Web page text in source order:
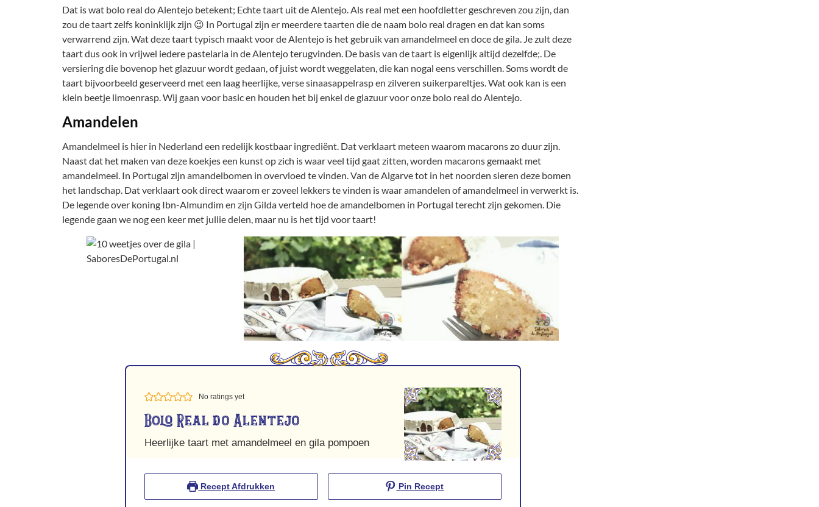
Dat is wat bolo real do Alentejo betekent; Echte taart uit de Alentejo. Als real met een hoofdletter geschreven zou zijn, dan
zou de taart zelfs koninklijk zijn 😉 In Portugal zijn er meerdere taarten die de naam bolo real dragen en dat kan soms
verwarrend zijn. Wat deze taart typisch maakt voor de Alentejo is het gebruik van amandelmeel en doce de gila. Je zult deze
taart dus ook in vrijwel iedere pastelaria in de Alentejo terugvinden. De basis van de taart is eigenlijk altijd dezelfde;. De
versiering die bovenop het glazuur wordt gedaan, of juist wordt weggelaten, die kan nogal eens verschillen. Soms wordt de
taart bijvoorbeeld geserveerd met een laag heerlijke, verse sinaasappelrasp en zilveren suikerpareltjes. Wat ook kan is een
klein beetje limoenrasp. Wij gaan voor basic en houden het bij enkel de glazuur voor onze bolo real do Alentejo.
Amandelen
Amandelmeel is hier in Nederland een redelijk kostbaar ingrediënt. Dat verklaart meteen waarom macarons zo duur zijn.
Naast dat het maken van deze koekjes een kunst op zich is waar veel tijd gaat zitten, worden macarons gemaakt met
amandelmeel. In Portugal zijn amandelbomen in overvloed te vinden. Van de Algarve tot in het noorden sieren deze bomen
het landschap. Dat verklaart ook direct waarom er zoveel lekkers te vinden is waar amandelen of amandelmeel in verwerkt is.
De legende over koning Ibn-Almundim en zijn Gilda verteld hoe de amandelbomen in Portugal terecht zijn gekomen. Die
legende gaan we nog een keer met jullie delen, maar nu is het tijd voor taart!
No ratings yet
Bolo Real do Alentejo
Heerlijke taart met amandelmeel en gila pompoen
Recept Afdrukken Pin Recept